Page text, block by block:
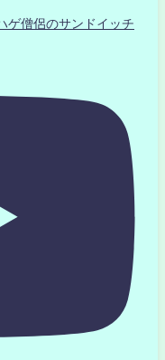
僧侶のサンドイッチ